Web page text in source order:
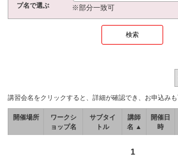
プ名で選ぶ
※部分一致可
講習会名をクリックすると、詳細が確認でき、お申込みも
開催場所
ワークシ
ョップ名
サブタイ
トル
講師
名 ▲
開催日
時
1